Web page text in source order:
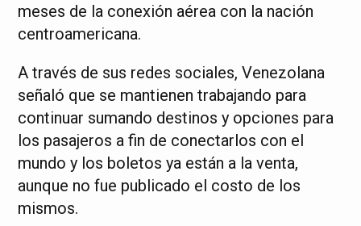
meses de la conexión aérea con la nación
centroamericana.
A través de sus redes sociales, Venezolana
señaló que se mantienen trabajando para
continuar sumando destinos y opciones para
los pasajeros a fin de conectarlos con el
mundo y los boletos ya están a la venta,
aunque no fue publicado el costo de los
mismos.